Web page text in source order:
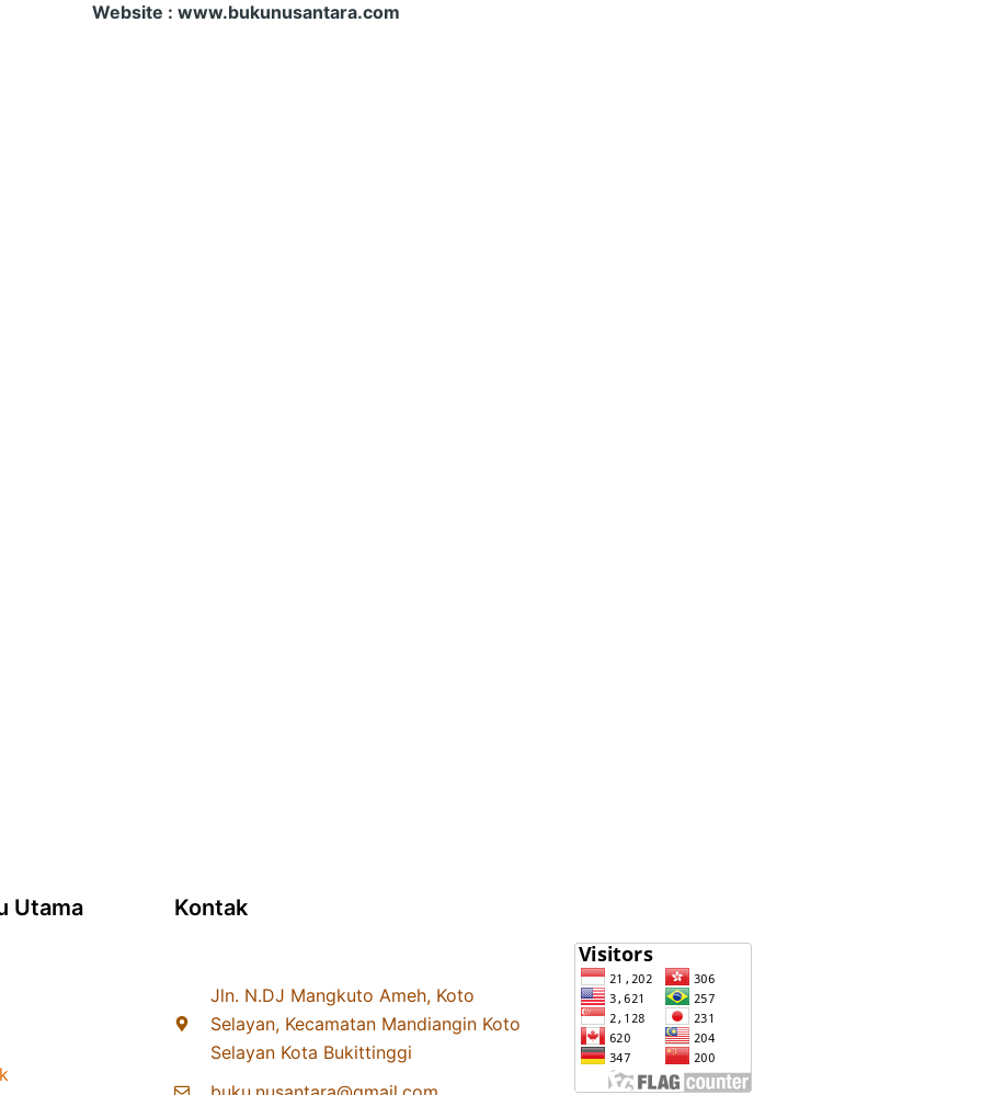
Website : www.bukunusantara.com
Utama Kontak
Jln. N.DJ Mangkuto Ameh, Koto
Selayan, Kecamatan Mandiangin Koto
Selayan Kota Bukittinggi